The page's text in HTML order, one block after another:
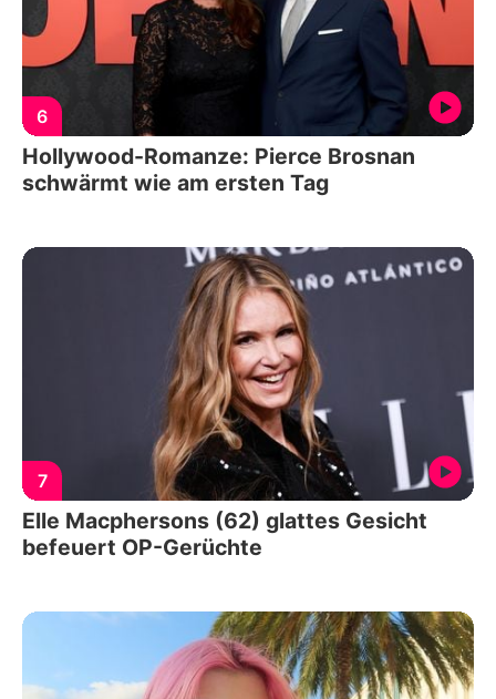
6
Hollywood-Romanze: Pierce Brosnan
schwärmt wie am ersten Tag
7
Elle Macphersons (62) glattes Gesicht
befeuert OP-Gerüchte